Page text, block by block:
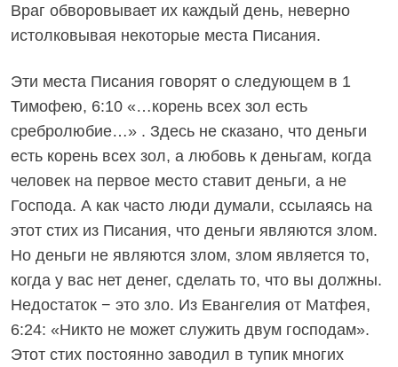
Враг обворовывает их каждый день, неверно
истолковывая некоторые места Писания.
Эти места Писания говорят о следующем в 1
Тимофею, 6:10 «…корень всех зол есть
сребролюбие…» . Здесь не сказано, что деньги
есть корень всех зол, а любовь к деньгам, когда
человек на первое место ставит деньги, а не
Господа. А как часто люди думали, ссылаясь на
этот стих из Писания, что деньги являются злом.
Но деньги не являются злом, злом является то,
когда у вас нет денег, сделать то, что вы должны.
Недостаток − это зло. Из Евангелия от Матфея,
6:24: «Никто не может служить двум господам».
Этот стих постоянно заводил в тупик многих